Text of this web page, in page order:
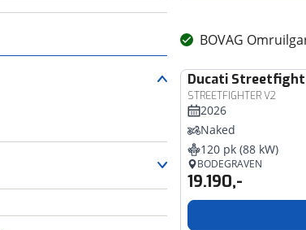
BOVAG
Ducati
STREETFIGHTER V2
2026
Naked
120 pk (88 kW)
BODEGRAVEN
19.190,-